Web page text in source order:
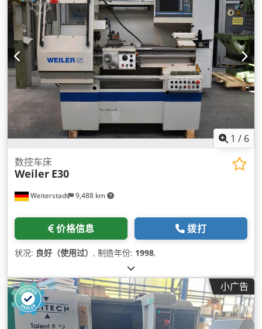
1 / 6
Weiterstadt 9,488 km
数控车床
Weiler E30
价格信息 拨打
状况: 良好（使用过） , 制造年份: 1998,
小广告